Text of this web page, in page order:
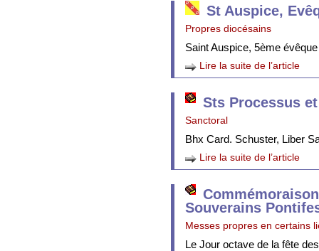
St Auspice,
Propres diocésains
Saint Auspice, 5ème
Lire la suite de l’article
Sts Processus
Sanctoral
Bhx Card. Schuster, Liber
Lire la suite de l’article
Souverains
Messes propres en certains
Le Jour octave de la fête